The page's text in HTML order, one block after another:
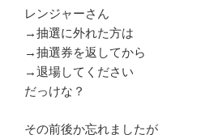
レンジャーさん
→抽選に外れた方は
→抽選券を返してから
→退場してください
だっけな？
その前後か忘れましたが